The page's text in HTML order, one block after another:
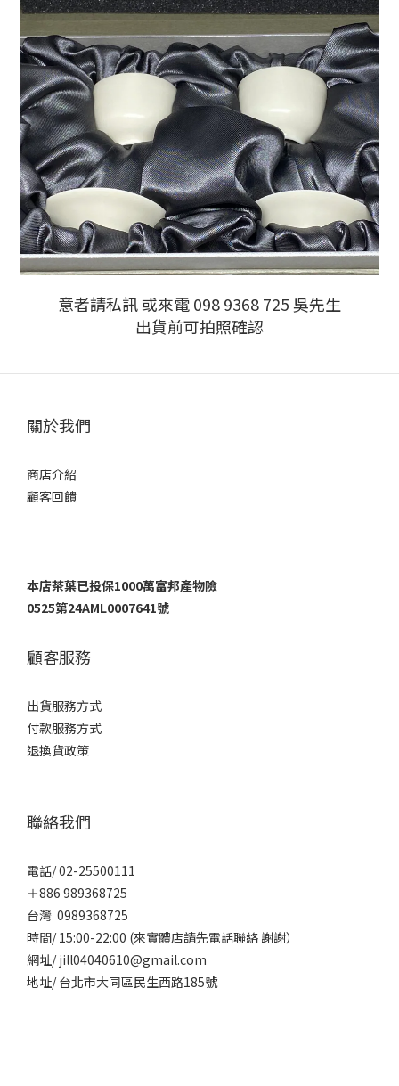
意者請私訊 或來電 098 9368 725 吳先生
出貨前可拍照確認
關於我們
商店介紹
顧客回饋
本店茶葉已投保1000萬富邦產物險
0525第24AML0007641號
顧客服務
出貨服務方式
付款服務方式
退換貨政策
聯絡我們
電話/ 02-25500111
＋886 989368725
台灣 0989368725
時間/ 15:00-22:00 (來實體店請先電話聯絡 謝謝）
網址/ jill04040610@gmail.com
地址/ 台北市大同區民生西路185號